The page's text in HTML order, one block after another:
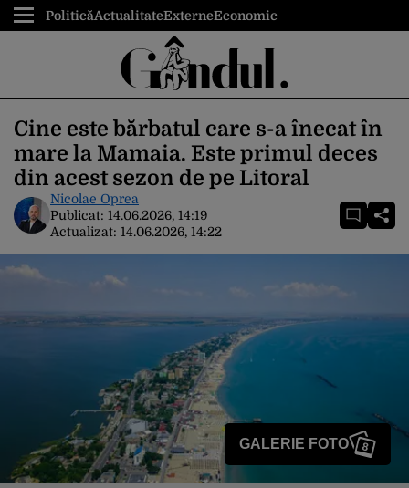
PoliticăActualitateExterneEconomic
Cine este bărbatul care s-a înecat în
mare la Mamaia. Este primul deces
din acest sezon de pe Litoral
Nicolae Oprea
Publicat: 14.06.2026, 14:19
Actualizat: 14.06.2026, 14:22
GALERIE FOTO 8